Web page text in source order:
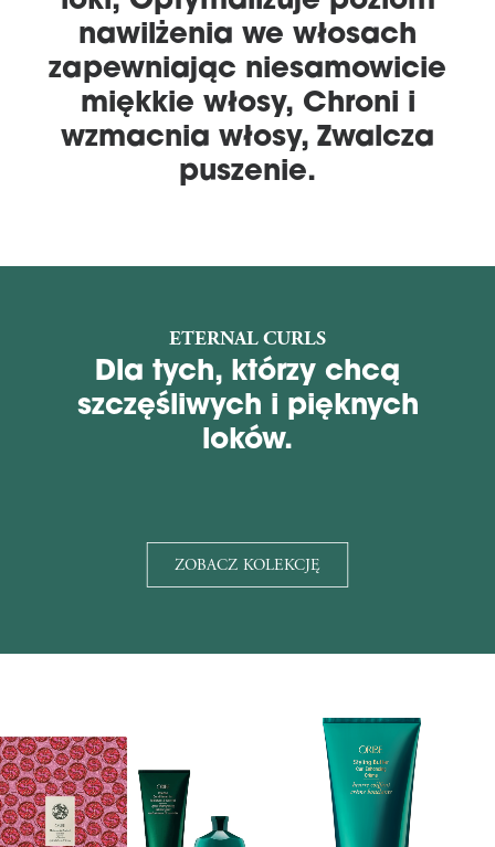
nawilżenia we włosach
zapewniając niesamowicie
miękkie włosy, Chroni i
wzmacnia włosy, Zwalcza
puszenie.
ETERNAL CURLS
Dla tych, którzy chcą
szczęśliwych i pięknych
loków.
ZOBACZ KOLEKCJĘ